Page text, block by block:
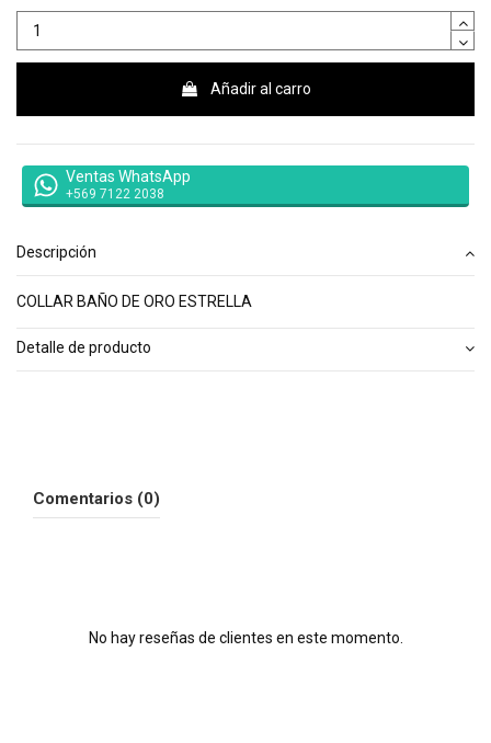
Añadir al carro
Ventas WhatsApp
+569 7122 2038
Descripción
COLLAR BAÑO DE ORO ESTRELLA
Detalle de producto
Comentarios (0)
No hay reseñas de clientes en este momento.